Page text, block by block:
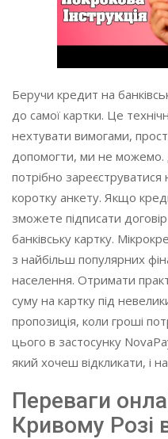
Беручи кредит на
до самої картки. Це
нехтувати вимогами,
допомогти, ми не
потрібно
коротку анкету. Якщо
зможете підписати
банківську картку.
з найбільш популярних
населення. Отримати
суму на картку під
пропозиція, коли гроші
цього в застосунку
який хочеш відкликати, і
Переваги
Кривому Розі